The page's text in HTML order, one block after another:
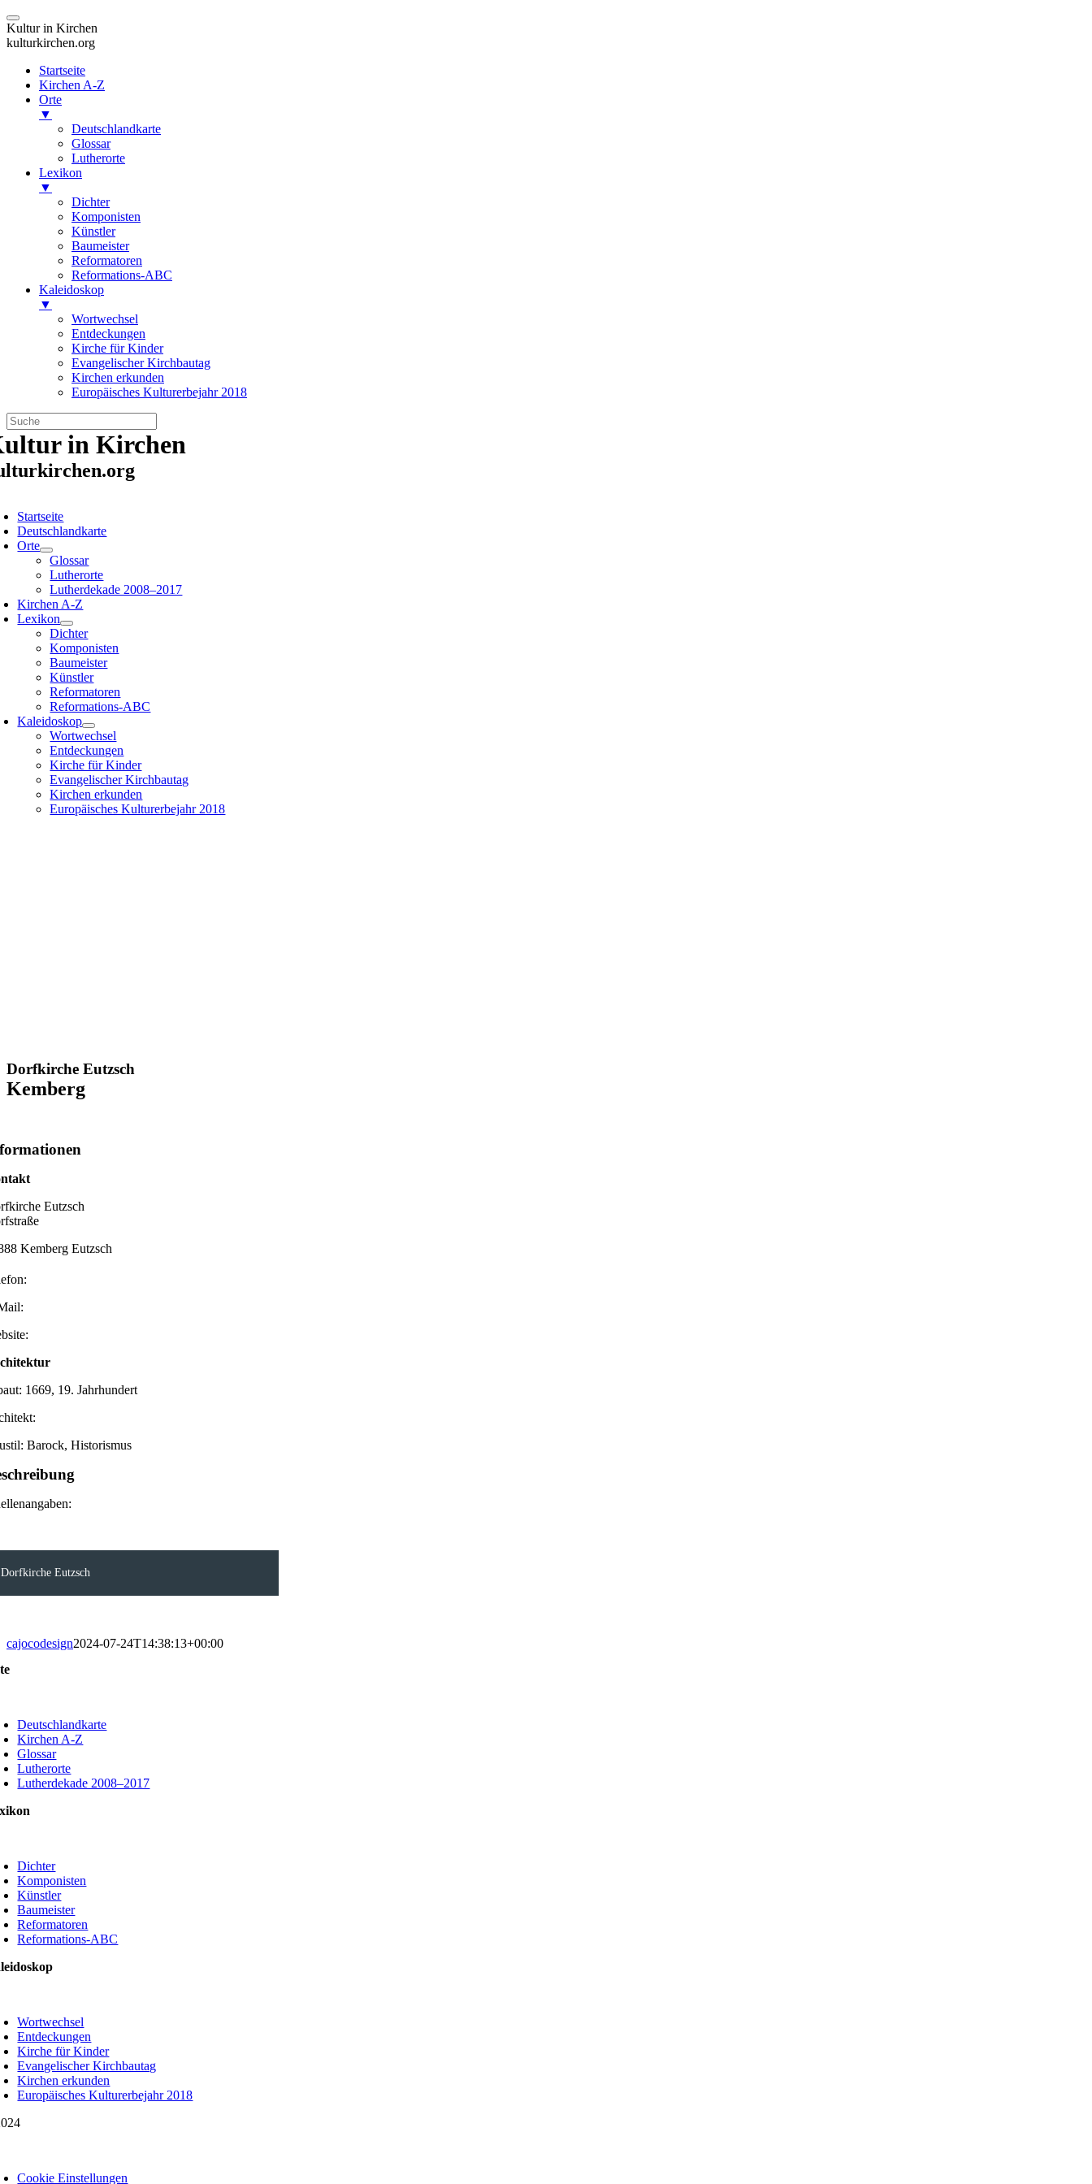
Kultur in Kirchen
kulturkirchen.org
Startseite
Kirchen A-Z
Orte
▼
Deutschlandkarte
Glossar
Lutherorte
Lexikon
▼
Dichter
Komponisten
Künstler
Baumeister
Reformatoren
Reformations-ABC
Kaleidoskop
▼
Wortwechsel
Entdeckungen
Kirche für Kinder
Evangelischer Kirchbautag
Kirchen erkunden
Europäisches Kulturerbejahr 2018
Zum
Inhalt
springen
in Kirchen
Startseite
Deutschlandkarte
Orte
Glossar
Lutherorte
Lutherdekade 2008–2017
Kirchen A-Z
Lexikon
Dichter
Komponisten
Baumeister
Künstler
Reformatoren
Reformations-ABC
Kaleidoskop
Wortwechsel
Entdeckungen
Kirche für Kinder
Evangelischer Kirchbautag
Kirchen erkunden
Europäisches Kulturerbejahr 2018
Dorfkirche Eutzsch
Kemberg
Eutzsch
Kemberg Eutzsch
1669, 19. Jahrhundert
Barock, Historismus
Dorfkirche Eutzsch
cajocodesign2024-07-24T14:38:13+00:00
Deutschlandkarte
Kirchen A-Z
Glossar
Lutherorte
Lutherdekade 2008–2017
Dichter
Komponisten
Künstler
Baumeister
Reformatoren
Reformations-ABC
Wortwechsel
Entdeckungen
Kirche für Kinder
Evangelischer Kirchbautag
Kirchen erkunden
Europäisches Kulturerbejahr 2018
Cookie Einstellungen